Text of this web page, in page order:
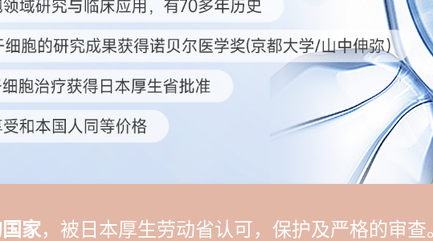
家，被日本厚生劳动省认可，保护及严格的审